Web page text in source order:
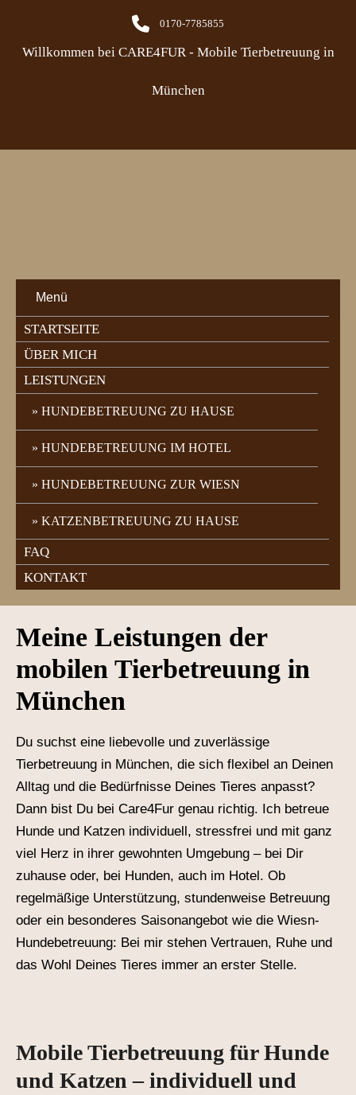
0170-7785855
Willkommen bei CARE4FUR - Mobile Tierbetreuung in
München
Menü
STARTSEITE
ÜBER MICH
LEISTUNGEN
HUNDEBETREUUNG ZU HAUSE
HUNDEBETREUUNG IM HOTEL
HUNDEBETREUUNG ZUR WIESN
KATZENBETREUUNG ZU HAUSE
FAQ
KONTAKT
Meine Leistungen der
mobilen Tierbetreuung in
München
Du suchst eine liebevolle und zuverlässige
Tierbetreuung in München, die sich flexibel an Deinen
Alltag und die Bedürfnisse Deines Tieres anpasst?
Dann bist Du bei Care4Fur genau richtig. Ich betreue
Hunde und Katzen individuell, stressfrei und mit ganz
viel Herz in ihrer gewohnten Umgebung – bei Dir
zuhause oder, bei Hunden, auch im Hotel. Ob
regelmäßige Unterstützung, stundenweise Betreuung
oder ein besonderes Saisonangebot wie die Wiesn-
Hundebetreuung: Bei mir stehen Vertrauen, Ruhe und
das Wohl Deines Tieres immer an erster Stelle.
Mobile Tierbetreuung für Hunde
und Katzen – individuell und